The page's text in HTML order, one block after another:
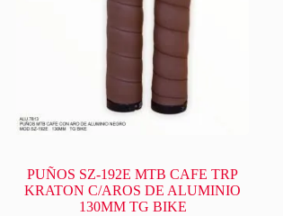
PUÑOS SZ-192E MTB CAFE TRP
KRATON C/AROS DE ALUMINIO
130MM TG BIKE